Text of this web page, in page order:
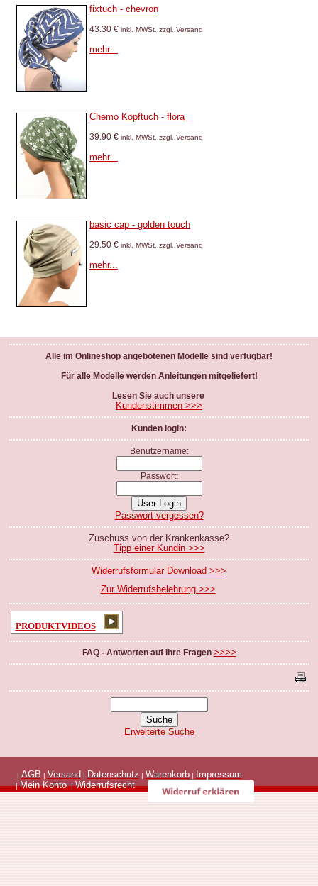
fixtuch - chevron
43.30 € inkl. MWSt. zzgl. Versand
mehr...
Chemo Kopftuch - flora
39.90 € inkl. MWSt. zzgl. Versand
mehr...
basic cap - golden touch
29.50 € inkl. MWSt. zzgl. Versand
mehr...
Alle im Onlineshop angebotenen Modelle sind verfügbar!
Für alle Modelle werden Anleitungen mitgeliefert!
Lesen Sie auch unsere
Kundenstimmen >>>
Kunden login:
Benutzername:
Passwort:
Passwort vergessen?
Zuschuss von der Krankenkasse?
Tipp einer Kundin >>>
Widerrufsformular Download >>>
Zur Widerrufsbelehrung >>>
PRODUKTVIDEOS
FAQ - Antworten auf Ihre Fragen >>>>
Erweiterte Suche
| AGB | Versand | Datenschutz | Warenkorb| Impressum
|Mein Konto |Widerrufsrecht